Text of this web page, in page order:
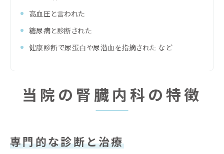
高血圧と言われた
糖尿病と診断された
健康診断で尿蛋白や尿潜血を指摘された など
当院の腎臓内科の特徴
専門的な診断と治療